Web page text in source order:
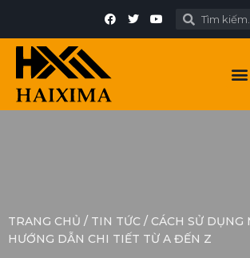
TRANG CHỦ / TIN TỨC / CÁCH SỬ DỤNG
HƯỚNG DẪN CHI TIẾT TỪ A ĐẾN Z